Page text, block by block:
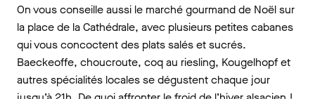
On vous conseille aussi le marché gourmand de Noël sur
la place de la Cathédrale, avec plusieurs petites cabanes
qui vous concoctent des plats salés et sucrés.
Baeckeoffe, choucroute, coq au riesling, Kougelhopf et
autres spécialités locales se dégustent chaque jour